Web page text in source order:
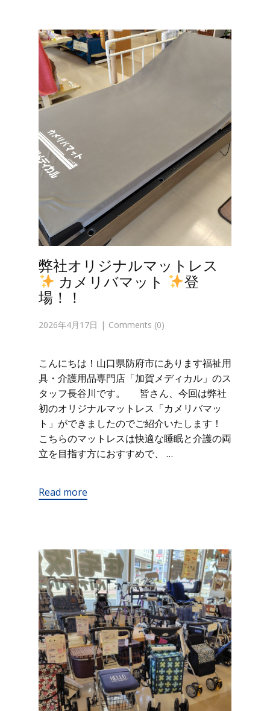
弊社オリジナルマットレス
カメリバマット
登
場！！
2026年4月17日 Comments (0)
こんにちは！山口県防府市にあります福祉用
具・介護用品専門店「加賀メディカル」のス
タッフ長谷川です。 皆さん、今回は弊社
初のオリジナルマットレス「カメリバマッ
ト」ができましたのでご紹介いたします！
こちらのマットレスは快適な睡眠と介護の両
立を目指す方におすすめで、 …
Read more